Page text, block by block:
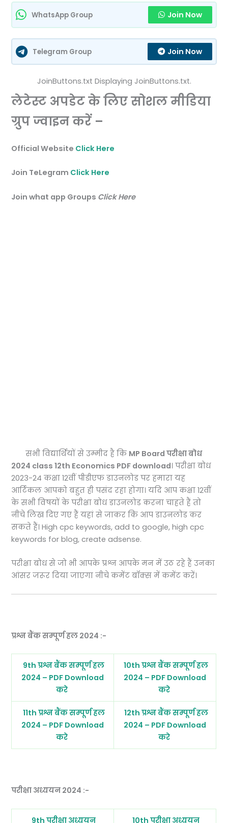
WhatsApp Group Join Now
Telegram Group Join Now
JoinButtons.txt Displaying JoinButtons.txt.
लेटेस्ट अपडेट के लिए सोशल मीडिया
ग्रुप ज्वाइन करें –
Official Website Click Here
Join TeLegram Click Here
Join what app Groups Click Here
सभी विद्यार्थियों से उम्मीद है कि MP Board परीक्षा बोध
2024 class 12th Economics PDF download। परीक्षा बोध
2023-24 कक्षा 12वीं पीडीएफ डाउनलोड पर हमारा यह
आर्टिकल आपको बहुत ही पसंद रहा होगा। यदि आप कक्षा 12वीं
के सभी विषयों के परीक्षा बोध डाउनलोड करना चाहते हैं तो
नीचे लिख दिए गए हैं यहां से जाकर कि आप डाउनलोड कर
सकते हैं। High cpc keywords, add to google, high cpc
keywords for blog, create adsense.
परीक्षा बोध से जो भी आपके प्रश्न आपके मन में उठ रहे हैं उनका
आंसर जरूर दिया जाएगा नीचे कमेंट बॉक्स में कमेंट करें।
प्रश्न बैंक सम्पूर्ण हल 2024 :-
9th प्रश्न बैंक सम्पूर्ण हल
2024 – PDF Download
करे
10th प्रश्न बैंक सम्पूर्ण हल
2024 – PDF Download
करे
11th प्रश्न बैंक सम्पूर्ण हल
2024 – PDF Download
करे
12th प्रश्न बैंक सम्पूर्ण हल
2024 – PDF Download
करे
परीक्षा अध्ययन 2024 :-
9th परीक्षा अध्ययन
10th परीक्षा अध्ययन